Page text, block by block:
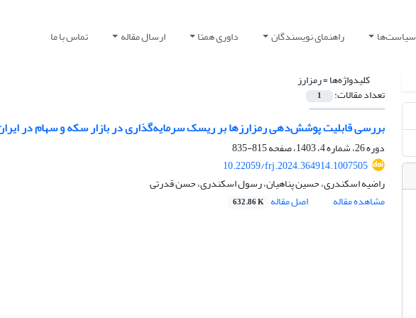
سیاست‌ها راهنمای نویسندگان داوری همتا ارسال مقاله تماس با ما
کلیدواژه‌ها =رمزارز
تعداد مقالات: 1
بررسی قابلیت پوشش‌دهی رمزارزها بر ریسک سرمایه‌گذاری در بازار سکه و سهام در
دوره 26، شماره 4، 1403، صفحه
815-835
10.22059/frj.2024.364914.1007505
راضیه اسکندری، حسین پناهیان، رسول اسکندری، حسن قدرتی
مشاهده مقاله
اصل مقاله 632.86 K